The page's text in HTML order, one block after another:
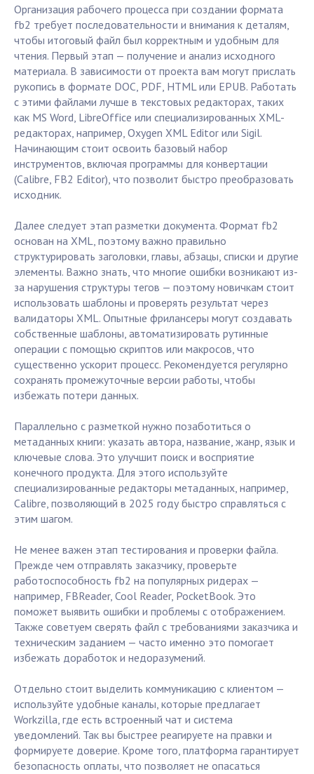
Организация рабочего процесса при создании формата
fb2 требует последовательности и внимания к деталям,
чтобы итоговый файл был корректным и удобным для
чтения. Первый этап — получение и анализ исходного
материала. В зависимости от проекта вам могут прислать
рукопись в формате DOC, PDF, HTML или EPUB. Работать
с этими файлами лучше в текстовых редакторах, таких
как MS Word, LibreOffice или специализированных XML-
редакторах, например, Oxygen XML Editor или Sigil.
Начинающим стоит освоить базовый набор
инструментов, включая программы для конвертации
(Calibre, FB2 Editor), что позволит быстро преобразовать
исходник.
Далее следует этап разметки документа. Формат fb2
основан на XML, поэтому важно правильно
структурировать заголовки, главы, абзацы, списки и другие
элементы. Важно знать, что многие ошибки возникают из-
за нарушения структуры тегов — поэтому новичкам стоит
использовать шаблоны и проверять результат через
валидаторы XML. Опытные фрилансеры могут создавать
собственные шаблоны, автоматизировать рутинные
операции с помощью скриптов или макросов, что
существенно ускорит процесс. Рекомендуется регулярно
сохранять промежуточные версии работы, чтобы
избежать потери данных.
Параллельно с разметкой нужно позаботиться о
метаданных книги: указать автора, название, жанр, язык и
ключевые слова. Это улучшит поиск и восприятие
конечного продукта. Для этого используйте
специализированные редакторы метаданных, например,
Calibre, позволяющий в 2025 году быстро справляться с
этим шагом.
Не менее важен этап тестирования и проверки файла.
Прежде чем отправлять заказчику, проверьте
работоспособность fb2 на популярных ридерах —
например, FBReader, Cool Reader, PocketBook. Это
поможет выявить ошибки и проблемы с отображением.
Также советуем сверять файл с требованиями заказчика и
техническим заданием — часто именно это помогает
избежать доработок и недоразумений.
Отдельно стоит выделить коммуникацию с клиентом —
используйте удобные каналы, которые предлагает
Workzilla, где есть встроенный чат и система
уведомлений. Так вы быстрее реагируете на правки и
формируете доверие. Кроме того, платформа гарантирует
безопасность оплаты, что позволяет не опасаться